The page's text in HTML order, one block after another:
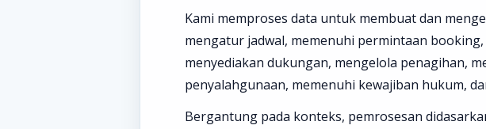
Kami memproses data untuk membuat dan
mengatur jadwal, memenuhi permintaan
menyediakan dukungan, mengelola penagihan,
penyalahgunaan, memenuhi kewajiban hukum,
Bergantung pada konteks, pemrosesan